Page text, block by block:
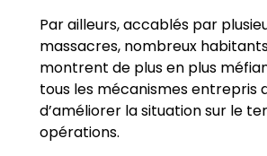
Par ailleurs, accablés par
massacres, nombreux
montrent de plus en plus
tous les mécanismes entrepris
d’améliorer la situation sur le
opérations.